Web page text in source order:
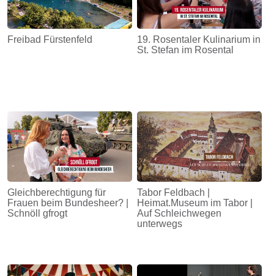
Freibad Fürstenfeld
19. Rosentaler Kulinarium in
St. Stefan im Rosental
Gleichberechtigung für
Frauen beim Bundesheer? |
Schnöll gfrogt
Tabor Feldbach |
Heimat.Museum im Tabor |
Auf Schleichwegen
unterwegs